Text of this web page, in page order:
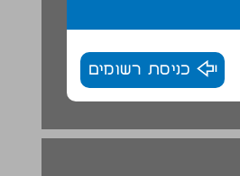
כניסת רשומים